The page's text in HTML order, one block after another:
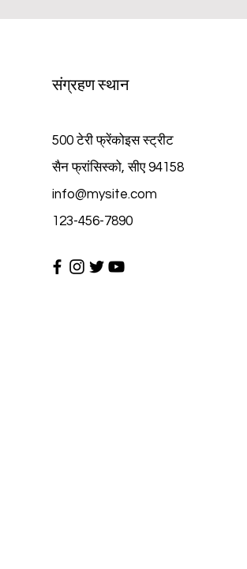
संग्रहण स्थान
500 टेरी फ्रेंकोइस स्ट्रीट
सैन फ्रांसिस्को, सीए 94158
info@mysite.com
123-456-7890